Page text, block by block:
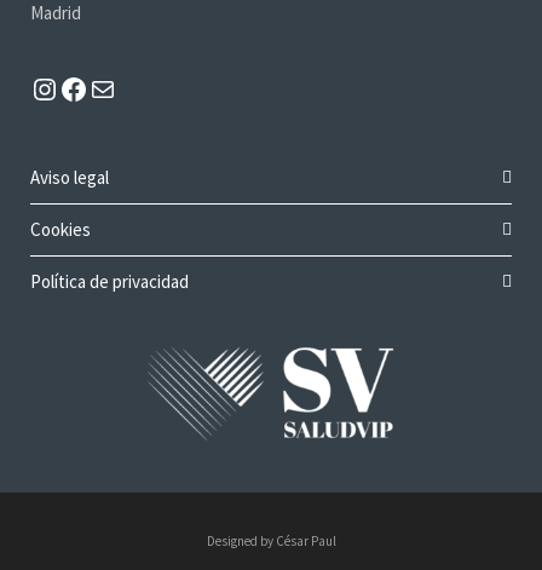
Madrid
Instagram
Facebook
Aviso legal
Cookies
Política de privacidad
Designed by César Paul